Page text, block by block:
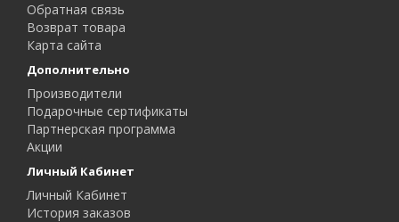
Обратная связь
Возврат товара
Карта сайта
Дополнительно
Производители
Подарочные сертификаты
Партнерская программа
Акции
Личный Кабинет
Личный Кабинет
История заказов